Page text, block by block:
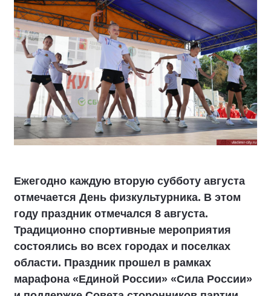
Ежегодно каждую вторую субботу августа
отмечается День физкультурника. В этом
году праздник отмечался 8 августа.
Традиционно спортивные мероприятия
состоялись во всех городах и поселках
области. Праздник прошел в рамках
марафона «Единой России» «Сила России»